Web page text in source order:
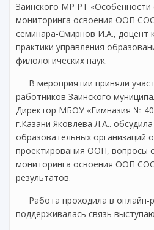
Заинского МР РТ «Особенности
мониторинга освоения ООП
семинара-Смирнов И.А., доцент
практики управления
филологических наук.
В мероприятии приняли
работников Заинского
Директор МБОУ «Гимназия №
г.Казани Яковлева Л.А..
образовательных организаций
проектирования ООП, вопросы
мониторинга освоения ООП
результатов.
Работа проходила в
поддерживалась связь